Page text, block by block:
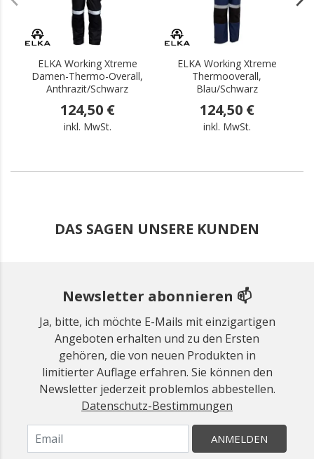
ELKA Working Xtreme
Damen-Thermo-Overall,
Anthrazit/Schwarz
124,50 €
inkl. MwSt.
ELKA Working Xtreme
Thermooverall,
Blau/Schwarz
124,50 €
inkl. MwSt.
DAS SAGEN UNSERE KUNDEN
Newsletter abonnieren 📫
Ja, bitte, ich möchte E-Mails mit einzigartigen
Angeboten erhalten und zu den Ersten
gehören, die von neuen Produkten in
limitierter Auflage erfahren. Sie können den
Newsletter jederzeit problemlos abbestellen.
Datenschutz-Bestimmungen
ANMELDEN